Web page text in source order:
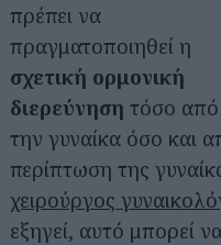
πρέπει να
πραγματοποιηθεί η
σχετική ορμονική
διερεύνηση τόσο από
την γυναίκα όσο και
περίπτωση της
χειρούργος
εξηγεί, αυτό μπορεί